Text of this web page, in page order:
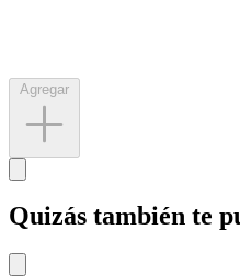
Quizás también te